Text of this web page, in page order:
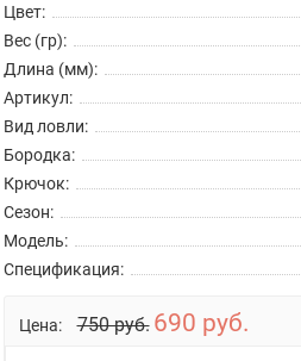
Цвет:
Вес (гр):
Длина (мм):
Артикул:
Вид ловли:
Бородка:
Крючок:
Сезон:
Модель:
Спецификация:
Цена: 750 руб. 690 руб.